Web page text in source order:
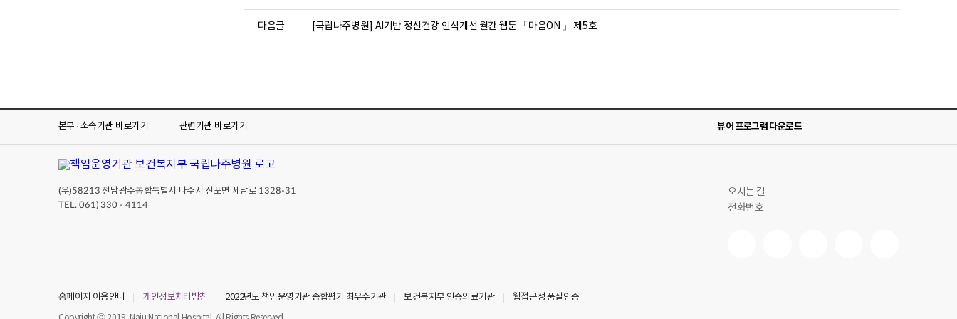
다음글 [국립나주병원] AI기반 정신건강 인식개선 월간 웹툰 「마음ON 」 제5호
본부 · 소속기관 바로가기 관련기관 바로가기 뷰어 프로그램 다운로드
(우)58213 전남광주통합특별시 나주시 산포면 세남로 1328-31
TEL. 061) 330 - 4114
오시는 길
전화번호
홈페이지 이용안내 개인정보처리방침 2022년도 책임운영기관 종합평가 최우수기관 보건복지부 인증의료기관 웹접근성 품질인증